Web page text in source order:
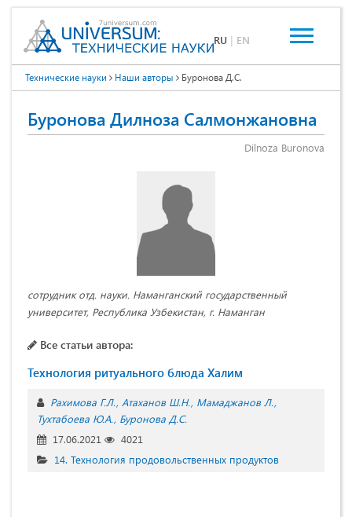
RU | EN
Технические науки Наши авторы Буронова Д.С.
Буронова Дилноза Салмонжановна
Dilnoza Buronova
сотрудник отд. науки. Наманганский государственный
университет, Республика Узбекистан, г. Наманган
Все статьи автора:
Технология ритуального блюда Халим
Рахимова Г.Л. Атаханов Ш.Н. Мамаджанов Л.
Тухтабоева Ю.А. Буронова Д.С.
17.06.2021
4021
14. Технология продовольственных продуктов